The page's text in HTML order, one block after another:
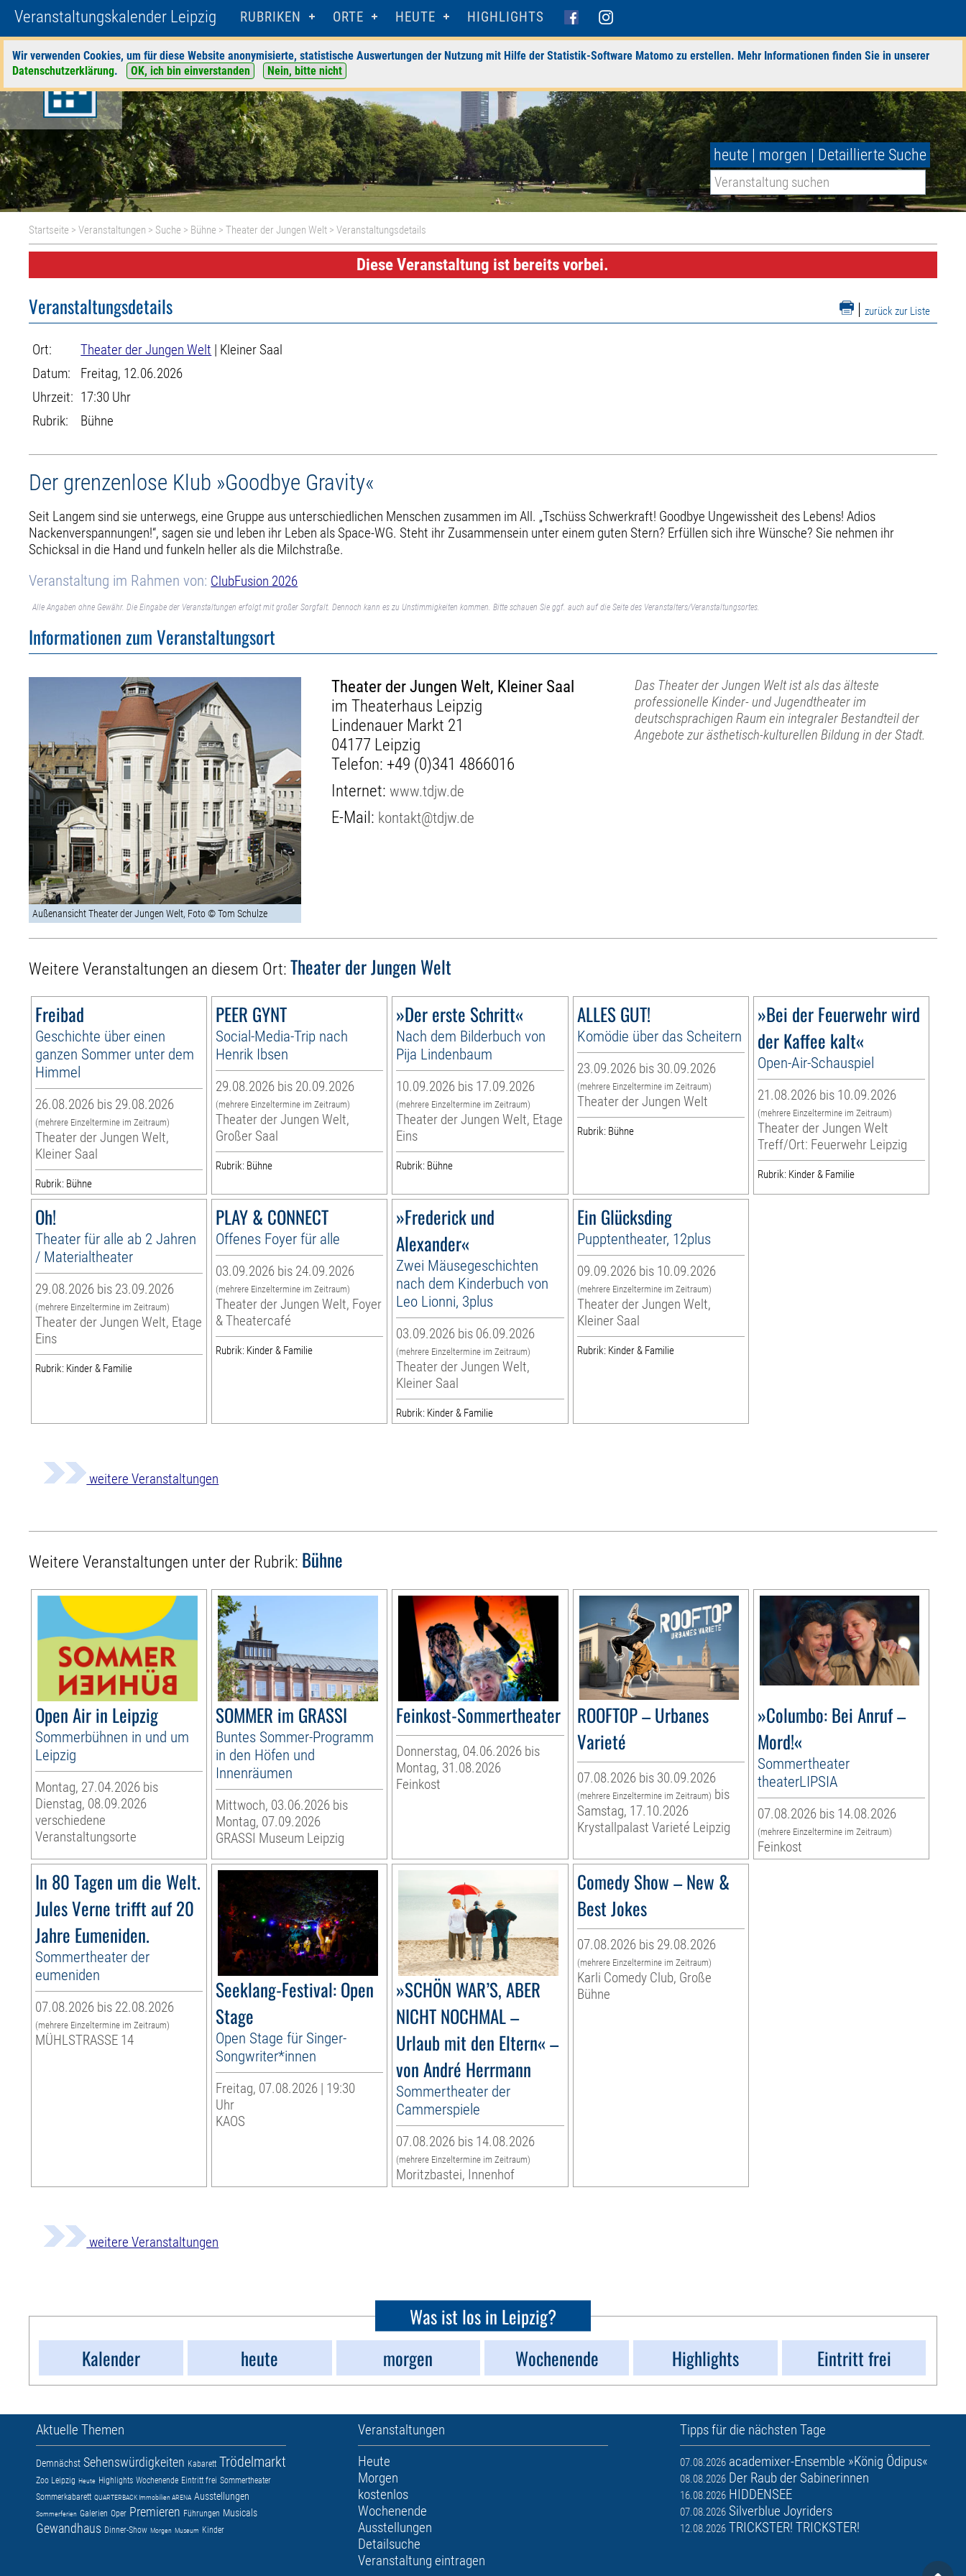
Veranstaltungskalender Leipzig RUBRIKEN ORTE HEUTE HIGHLIGHTS
Wir verwenden Cookies, um für diese Website anonymisierte, statistische Auswertungen der Nutzung mit Hilfe der Statistik-Software Matomo zu erstellen. Mehr Informationen finden Sie in unserer
Datenschutzerklärung. OK, ich bin einverstanden Nein, bitte nicht
heute | morgen | Detaillierte Suche
Startseite >Veranstaltungen > Suche > Bühne >Theater der Jungen Welt > Veranstaltungsdetails
Diese Veranstaltung ist bereits vorbei.
| zurück zur Liste
Veranstaltungsdetails
Ort: Theater der Jungen Welt | Kleiner Saal
Datum:
Freitag, 12.06.2026
Uhrzeit: 17:30 Uhr
Rubrik:
Bühne
Der grenzenlose Klub »Goodbye Gravity«
Seit Langem sind sie unterwegs, eine Gruppe aus unterschiedlichen Menschen zusammen im All. „Tschüss Schwerkraft! Goodbye Ungewissheit des Lebens! Adios
Nackenverspannungen!“, sagen sie und leben ihr Leben als Space-WG. Steht ihr Zusammensein unter einem guten Stern? Erfüllen sich ihre Wünsche? Sie nehmen ihr
Schicksal in die Hand und funkeln heller als die Milchstraße.
Veranstaltung im Rahmen von: ClubFusion 2026
Alle Angaben ohne Gewähr. Die Eingabe der Veranstaltungen erfolgt mit großer Sorgfalt. Dennoch kann es zu Unstimmigkeiten kommen. Bitte schauen Sie ggf. auch auf die Seite des Veranstalters/Veranstaltungsortes.
Informationen zum Veranstaltungsort
Außenansicht Theater der Jungen Welt, Foto © Tom Schulze
Theater der Jungen Welt, Kleiner Saal
im Theaterhaus Leipzig
Lindenauer Markt 21
04177 Leipzig
Telefon: +49 (0)341 4866016
Internet:www.tdjw.de
E-Mail: kontakt@tdjw.de
Das Theater der Jungen Welt ist als das älteste
professionelle Kinder- und Jugendtheater im
deutschsprachigen Raum ein integraler Bestandteil der
Angebote zur ästhetisch-kulturellen Bildung in der Stadt.
Weitere Veranstaltungen an diesem Ort: Theater der Jungen Welt
Freibad
Geschichte über einen
ganzen Sommer unter dem
Himmel
26.08.2026 bis 29.08.2026
(mehrere Einzeltermine im Zeitraum)
Theater der Jungen Welt,
Kleiner Saal
Rubrik: Bühne
PEER GYNT
Social-Media-Trip nach
Henrik Ibsen
29.08.2026 bis 20.09.2026
(mehrere Einzeltermine im Zeitraum)
Theater der Jungen Welt,
Großer Saal
Rubrik: Bühne
»Der erste Schritt«
Nach dem Bilderbuch von
Pija Lindenbaum
10.09.2026 bis 17.09.2026
(mehrere Einzeltermine im Zeitraum)
Theater der Jungen Welt, Etage
Eins
Rubrik: Bühne
ALLES GUT!
Komödie über das Scheitern
23.09.2026 bis 30.09.2026
(mehrere Einzeltermine im Zeitraum)
Theater der Jungen Welt
Rubrik: Bühne
»Bei der Feuerwehr wird
der Kaffee kalt«
Open-Air-Schauspiel
21.08.2026 bis 10.09.2026
(mehrere Einzeltermine im Zeitraum)
Theater der Jungen Welt
Treff/Ort: Feuerwehr Leipzig
Rubrik: Kinder & Familie
Oh!
Theater für alle ab 2 Jahren
/ Materialtheater
29.08.2026 bis 23.09.2026
(mehrere Einzeltermine im Zeitraum)
Theater der Jungen Welt, Etage
Eins
Rubrik: Kinder & Familie
PLAY & CONNECT
Offenes Foyer für alle
03.09.2026 bis 24.09.2026
(mehrere Einzeltermine im Zeitraum)
Theater der Jungen Welt, Foyer
& Theatercafé
Rubrik: Kinder & Familie
»Frederick und
Alexander«
Zwei Mäusegeschichten
nach dem Kinderbuch von
Leo Lionni, 3plus
03.09.2026 bis 06.09.2026
(mehrere Einzeltermine im Zeitraum)
Theater der Jungen Welt,
Kleiner Saal
Rubrik: Kinder & Familie
Ein Glücksding
Pupptentheater, 12plus
09.09.2026 bis 10.09.2026
(mehrere Einzeltermine im Zeitraum)
Theater der Jungen Welt,
Kleiner Saal
Rubrik: Kinder & Familie
weitere Veranstaltungen
Weitere Veranstaltungen unter der Rubrik: Bühne
Open Air in Leipzig
Sommerbühnen in und um
Leipzig
Montag, 27.04.2026 bis
Dienstag, 08.09.2026
verschiedene
Veranstaltungsorte
SOMMER im GRASSI
Buntes Sommer-Programm
in den Höfen und
Innenräumen
Mittwoch, 03.06.2026 bis
Montag, 07.09.2026
GRASSI Museum Leipzig
Feinkost-Sommertheater
Donnerstag, 04.06.2026 bis
Montag, 31.08.2026
Feinkost
ROOFTOP – Urbanes
Varieté
07.08.2026 bis 30.09.2026
(mehrere Einzeltermine im Zeitraum) bis
Samstag, 17.10.2026
Krystallpalast Varieté Leipzig
»Columbo: Bei Anruf –
Mord!«
Sommertheater
theaterLIPSIA
07.08.2026 bis 14.08.2026
(mehrere Einzeltermine im Zeitraum)
Feinkost
In 80 Tagen um die Welt.
Jules Verne trifft auf 20
Jahre Eumeniden.
Sommertheater der
eumeniden
07.08.2026 bis 22.08.2026
(mehrere Einzeltermine im Zeitraum)
MÜHLSTRASSE 14
Seeklang-Festival: Open
Stage
Open Stage für Singer-
Songwriter*innen
Freitag, 07.08.2026 | 19:30
Uhr
KAOS
»SCHÖN WAR’S, ABER
NICHT NOCHMAL –
Urlaub mit den Eltern« –
von André Herrmann
Sommertheater der
Cammerspiele
07.08.2026 bis 14.08.2026
(mehrere Einzeltermine im Zeitraum)
Moritzbastei, Innenhof
Comedy Show – New &
Best Jokes
07.08.2026 bis 29.08.2026
(mehrere Einzeltermine im Zeitraum)
Karli Comedy Club, Große
Bühne
weitere Veranstaltungen
Was ist los in Leipzig?
Kalender
heute morgen Wochenende Highlights Eintritt frei
Aktuelle Themen
Demnächst Sehenswürdigkeiten Kabarett Trödelmarkt
Zoo Leipzig Heute Highlights Wochenende Eintritt frei Sommertheater
Sommerkabarett QUARTERBACK Immobilien ARENA Ausstellungen
Sommerferien Galerien Oper Premieren Führungen Musicals
Gewandhaus Dinner-Show Morgen Museum Kinder
Veranstaltungen
Heute
Morgen
kostenlos
Wochenende
Ausstellungen
Detailsuche
Veranstaltung eintragen
Tipps für die nächsten Tage
07.08.2026 academixer-Ensemble »König Ödipus«
08.08.2026 Der Raub der Sabinerinnen
16.08.2026 HIDDENSEE
07.08.2026 Silverblue Joyriders
12.08.2026 TRICKSTER! TRICKSTER!